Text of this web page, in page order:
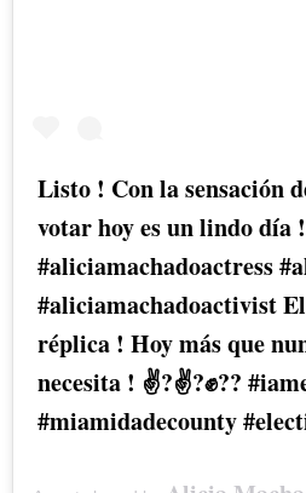
Listo ! Con la sensación
votar hoy es un lindo día
#aliciamachadoactress
#aliciamachadoactivist
réplica ! Hoy más que
necesita ! ✌?✌?✊??
#miamidadecounty